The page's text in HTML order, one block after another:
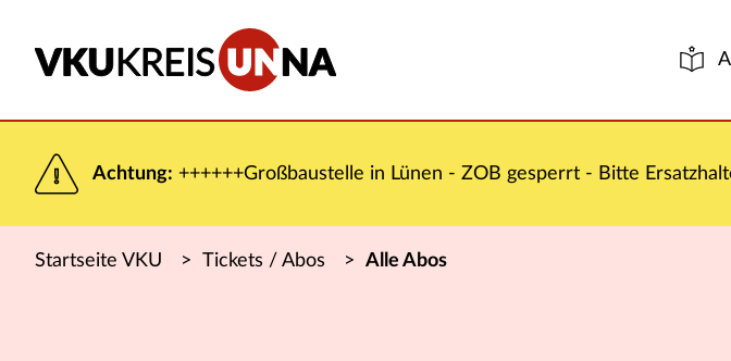
Achtung: ++++++Großbaustelle in Lünen - ZOB gesperrt - Bitte
Startseite VKU > Tickets / Abos > Alle Abos